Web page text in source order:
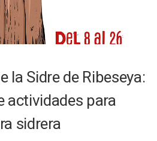
la Sidre de Ribeseya:
actividades para
sidrera